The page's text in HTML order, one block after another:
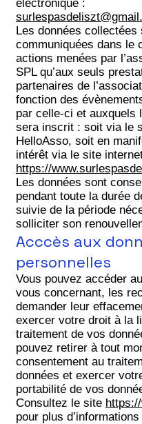
électronique :
Les données collectées
communiquées dans le
actions menées par
SPL qu’aux seuls
partenaires de
fonction des
par celle-ci et auxquels
sera inscrit : soit via le
HelloAsso, soit en
intérêt via le site
https://
Les données sont
pendant toute la durée
suivie de la période
solliciter son
Acccès aux
personnelles
Vous pouvez accéder
vous concernant, les
demander leur
exercer votre droit à la
traitement de vos
pouvez retirer à tout
consentement au
données et exercer
portabilité de vos
Consultez le site
pour plus